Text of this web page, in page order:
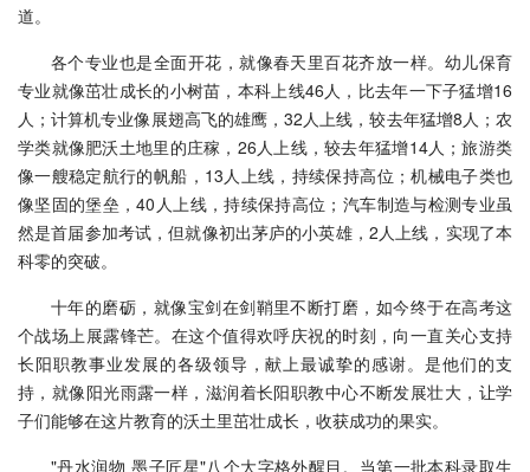
道。
各个专业也是全面开花，就像春天里百花齐放一样。幼儿保育
专业就像茁壮成长的小树苗，本科上线46人，比去年一下子猛增16
人；计算机专业像展翅高飞的雄鹰，32人上线，较去年猛增8人；农
学类就像肥沃土地里的庄稼，26人上线，较去年猛增14人；旅游类
像一艘稳定航行的帆船，13人上线，持续保持高位；机械电子类也
像坚固的堡垒，40人上线，持续保持高位；汽车制造与检测专业虽
然是首届参加考试，但就像初出茅庐的小英雄，2人上线，实现了本
科零的突破。
十年的磨砺，就像宝剑在剑鞘里不断打磨，如今终于在高考这
个战场上展露锋芒。在这个值得欢呼庆祝的时刻，向一直关心支持
长阳职教事业发展的各级领导，献上最诚挚的感谢。是他们的支
持，就像阳光雨露一样，滋润着长阳职教中心不断发展壮大，让学
子们能够在这片教育的沃土里茁壮成长，收获成功的果实。
"丹水润物 墨子匠星"八个大字格外醒目。当第一批本科录取生